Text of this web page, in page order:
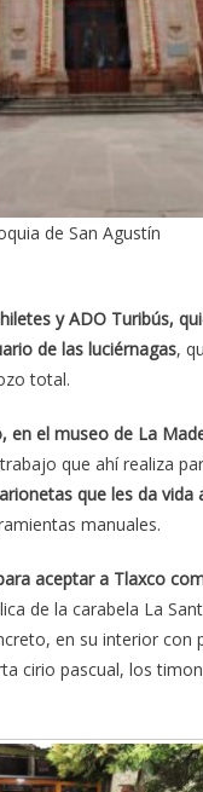
de San Agustín
y ADO Turibús,
de las luciérnagas,
total.
en el museo de La
que ahí realiza
que les da vida
manuales.
aceptar a Tlaxco
de la carabela La
en su interior con
cirio pascual, los